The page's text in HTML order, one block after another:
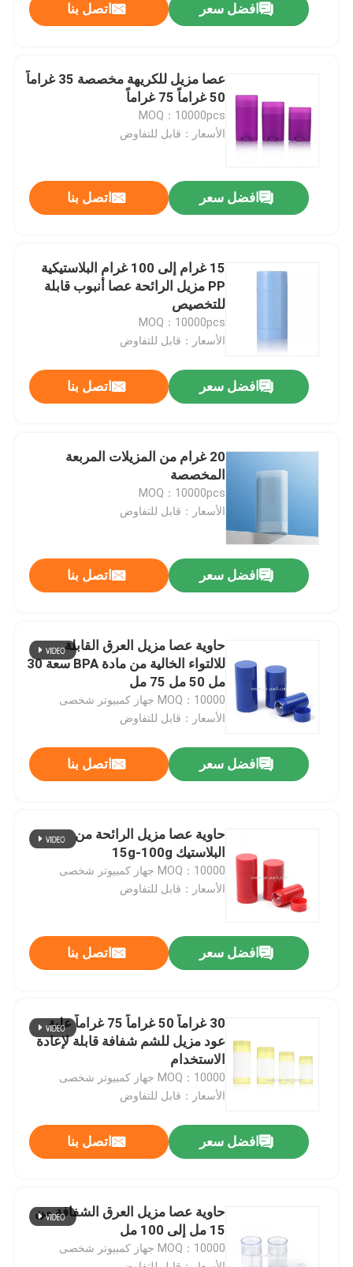
أشرطة فيديو
معلومات عنا
رقابة جودة
أخبار
مصغّر زناد مرشّ
افضل سعر اتصل بنا
عصا مزيل للكريهة مخصصة 35 غراماً
50 غراماً 75 غراماً
MOQ：10000pcs
الأسعار：قابل للتفاوض
افضل سعر اتصل بنا
15 غرام إلى 100 غرام البلاستيكية
PP مزيل الرائحة عصا أنبوب قابلة
للتخصيص
MOQ：10000pcs
الأسعار：قابل للتفاوض
افضل سعر اتصل بنا
20 غرام من المزيلات المربعة
المخصصة
MOQ：10000pcs
الأسعار：قابل للتفاوض
افضل سعر اتصل بنا
حاوية عصا مزيل العرق القابلة
للالتواء الخالية من مادة BPA سعة 30
مل 50 مل 75 مل
MOQ：10000 جهاز كمبيوتر شخصى
الأسعار：قابل للتفاوض
افضل سعر اتصل بنا
حاوية عصا مزيل الرائحة من
البلاستيك 15g-100g
MOQ：10000 جهاز كمبيوتر شخصى
الأسعار：قابل للتفاوض
افضل سعر اتصل بنا
30 غراماً 50 غراماً 75 غراماً علبة
عود مزيل للشم شفافة قابلة لإعادة
الاستخدام
MOQ：10000 جهاز كمبيوتر شخصى
الأسعار：قابل للتفاوض
افضل سعر اتصل بنا
حاوية عصا مزيل العرق الشفافة من
15 مل إلى 100 مل
MOQ：10000 جهاز كمبيوتر شخصى